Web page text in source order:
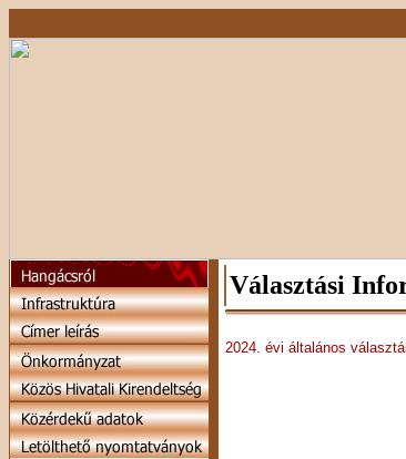
Választási
2024. évi általános